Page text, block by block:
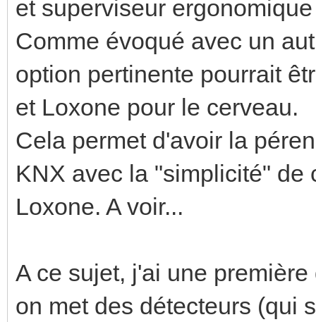
et superviseur
Comme évoqué avec un
option pertinente pourrait
et Loxone pour le cerveau.
Cela permet d'avoir la
KNX avec la "simplicité" de
Loxone. A voir...
A ce sujet, j'ai une
on met des détecteurs (qui